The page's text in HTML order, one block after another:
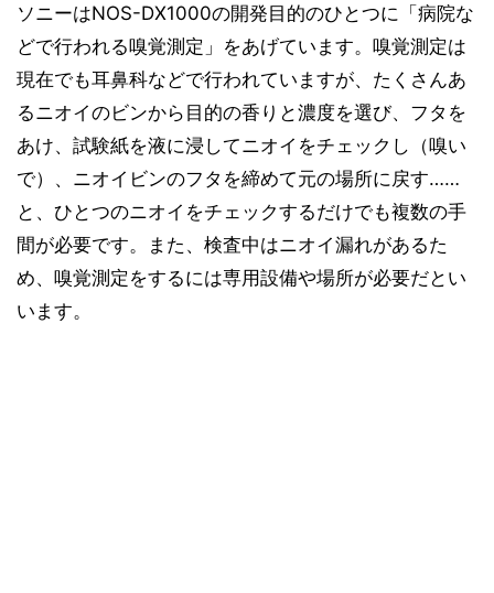
ソニーはNOS-DX1000の開発目的のひとつに「病院な
どで行われる嗅覚測定」をあげています。嗅覚測定は
現在でも耳鼻科などで行われていますが、たくさんあ
るニオイのビンから目的の香りと濃度を選び、フタを
あけ、試験紙を液に浸してニオイをチェックし（嗅い
で）、ニオイビンのフタを締めて元の場所に戻す……
と、ひとつのニオイをチェックするだけでも複数の手
間が必要です。また、検査中はニオイ漏れがあるた
め、嗅覚測定をするには専用設備や場所が必要だとい
います。